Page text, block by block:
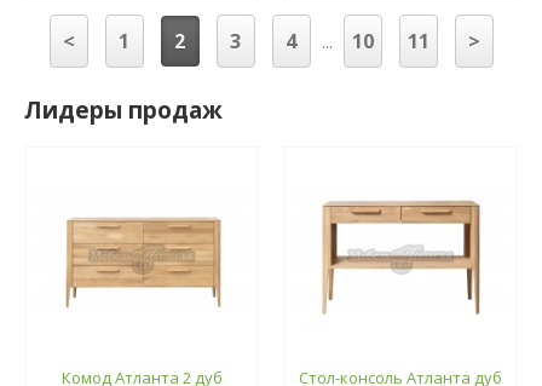
< 1 2 3 4 ... 10 11 >
Лидеры продаж
Комод Атланта 2 дуб
Стол-консоль Атланта дуб